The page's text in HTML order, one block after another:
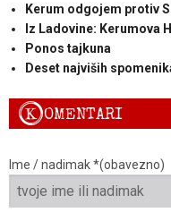
Kerum odgojem protiv
Iz Ladovine: Kerumova
Ponos tajkuna
Deset najviših
KOMENTARI
Ime / nadimak *(obavezno)